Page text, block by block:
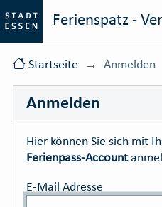
Ferienspatz -
Startseite Anmelden
Anmelden
Hier können Sie sich mit
Ferienpass-Account
E-Mail Adresse